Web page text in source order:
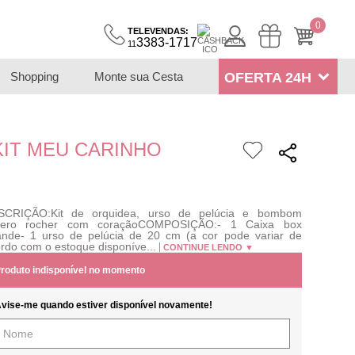
0
TELEVENDAS:
113383-1717
Shopping Monte sua Cesta OFERTA 24H
MEU CARINHO
de orquidea, urso de pelúcia e bombom
rocher com coraçãoCOMPOSIÇÃO:- 1 Caixa box
1 urso de pelúcia de 20 cm (a cor pode variar de
com o estoque disponíve...
CONTINUE LENDO ▼
indisponível no momento
me quando estiver disponível novamente!